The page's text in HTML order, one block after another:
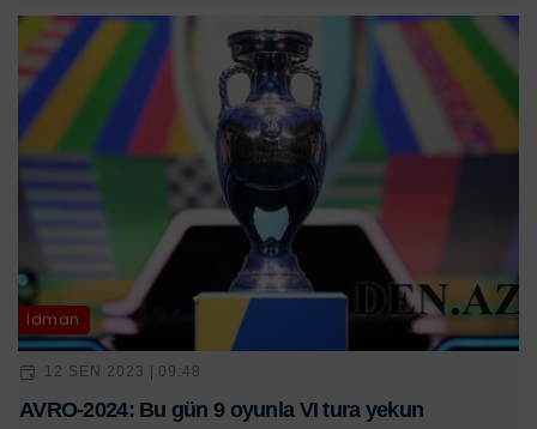
İdman
12 SEN 2023 | 09:48
AVRO-2024: Bu gün 9 oyunla VI tura yekun